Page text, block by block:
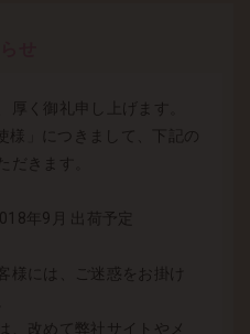
厚く御礼申し上げます。
」につきまして、下記の
だきます。
年9月 出荷予定
様には、ご迷惑をお掛け
、改めて弊社サイトやメ